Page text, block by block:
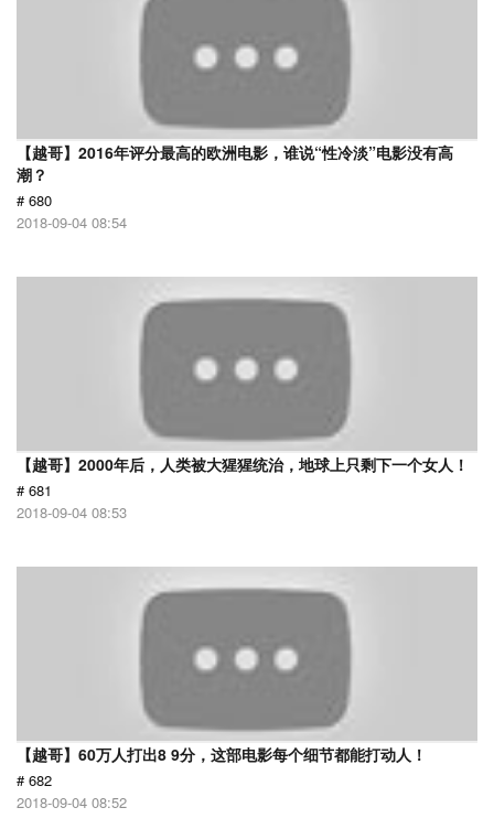
【越哥】2016年评分最高的欧洲电影，谁说“性冷淡”电影没有高
潮？
# 680
2018-09-04 08:54
【越哥】2000年后，人类被大猩猩统治，地球上只剩下一个女人！
# 681
2018-09-04 08:53
【越哥】60万人打出8 9分，这部电影每个细节都能打动人！
# 682
2018-09-04 08:52